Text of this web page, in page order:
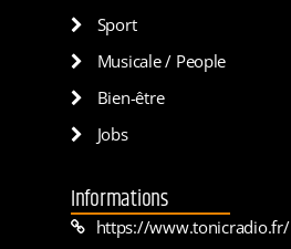
Sport
Musicale / People
Bien-être
Jobs
Informations
https://www.tonicradio.fr/